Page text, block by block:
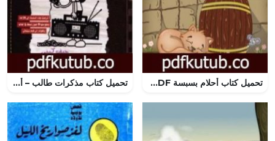
تحميل كتاب أحلام بسبسة PDF تأليف كامل الكيلاني مجانا [كامل] تحميل كتاب مذكرات طالب – أيام زمان PDF تأليف جيف كيني مجانا [كامل]